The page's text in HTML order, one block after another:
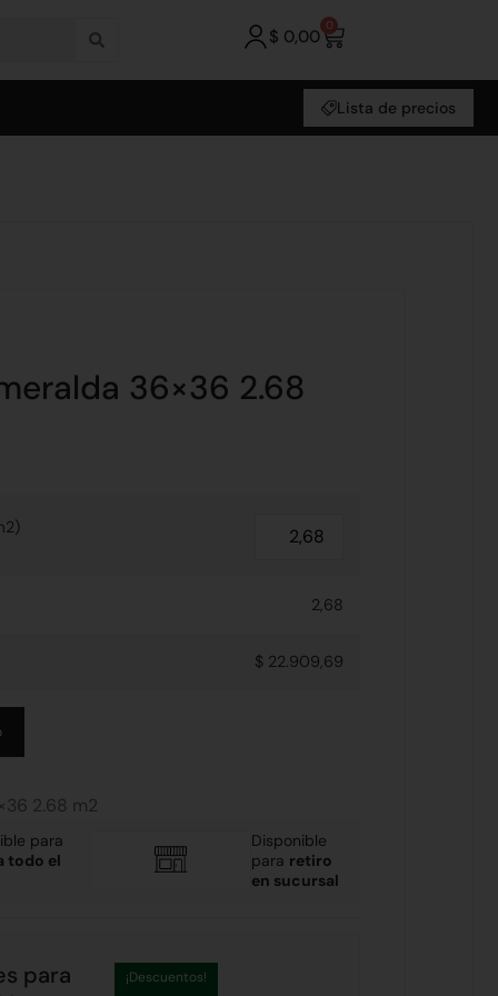
$ 0,00 0
Lista de precios
36×36 2.68
2,68
$ 22.909,69
2.68 m2
para
todo el
Disponible
para retiro
en sucursal
para
¡Descuentos!